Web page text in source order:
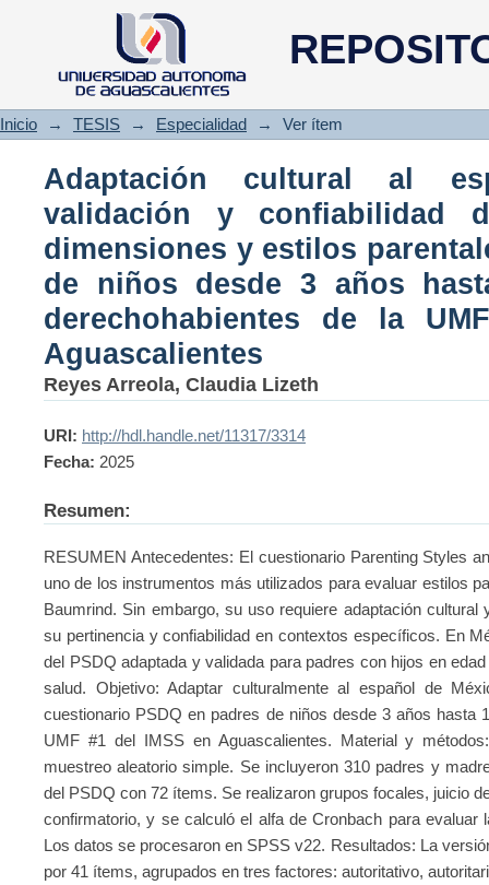
Adaptación cultural al
cuestionario de dimensiones
niños desde 3 años hasta 17
# 1 IMSS, OOAD
Inicio → TESIS → Especialidad → Ver ítem
Adaptación cultural al
validación y confiabilidad
dimensiones y estilos
de niños desde 3 años
derechohabientes de la
Aguascalientes
Reyes Arreola, Claudia Lizeth
URI: http://hdl.handle.net/11317/3314
Fecha: 2025
Resumen:
RESUMEN Antecedentes: El cuestionario Parenting Styles
uno de los instrumentos más utilizados para evaluar estilos
Baumrind. Sin embargo, su uso requiere adaptación
su pertinencia y confiabilidad en contextos específicos. En
del PSDQ adaptada y validada para padres con hijos en
salud. Objetivo: Adaptar culturalmente al español de
cuestionario PSDQ en padres de niños desde 3 años hasta
UMF #1 del IMSS en Aguascalientes. Material y
muestreo aleatorio simple. Se incluyeron 310 padres y
del PSDQ con 72 ítems. Se realizaron grupos focales, juicio
confirmatorio, y se calculó el alfa de Cronbach para evaluar
Los datos se procesaron en SPSS v22. Resultados: La
por 41 ítems, agrupados en tres factores: autoritativo,